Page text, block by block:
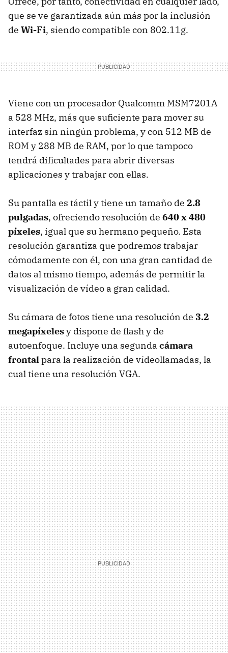
que se ve garantizada aún más por la inclusión
de Wi-Fi, siendo compatible con 802.11g.
Viene con un procesador Qualcomm MSM7201A
a 528 MHz, más que suficiente para mover su
interfaz sin ningún problema, y con 512 MB de
ROM y 288 MB de RAM, por lo que tampoco
tendrá dificultades para abrir diversas
aplicaciones y trabajar con ellas.
Su pantalla es táctil y tiene un tamaño de 2.8
pulgadas, ofreciendo resolución de 640 x 480
píxeles, igual que su hermano pequeño. Esta
resolución garantiza que podremos trabajar
cómodamente con él, con una gran cantidad de
datos al mismo tiempo, además de permitir la
visualización de vídeo a gran calidad.
Su cámara de fotos tiene una resolución de 3.2
megapíxelesy dispone de flash y de
autoenfoque. Incluye una segunda cámara
frontalpara la realización de vídeollamadas, la
cual tiene una resolución VGA.